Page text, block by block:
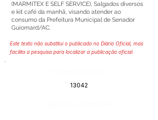
(MARMITEX E SELF SERVICE), Salgados diversos
e kit café da manhã, visando atender ao
consumo da Prefeitura Municipal de Senador
Guiomard/AC.
Este texto não substitui o publicado no Diário Oficial, mas
facilita a pesquisa para localizar a publicação oficial.
13042